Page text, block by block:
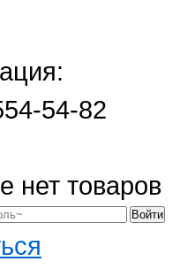
54-54-82
нет товаров